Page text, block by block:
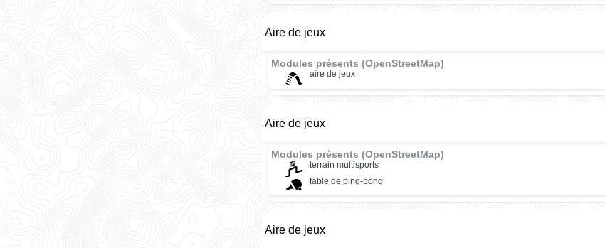
Aire de jeux
Modules présents (OpenStreetMap)
aire de jeux
Aire de jeux
Modules présents (OpenStreetMap)
terrain multisports
table de ping-pong
Aire de jeux